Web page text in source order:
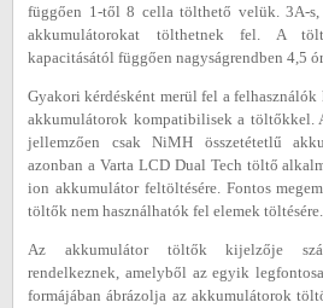
függően 1-től 8 cella tölthető velük. 3A-s,
akkumulátorokat tölthetnek fel. A
kapacitásától függően nagyságrendben 4,5
Gyakori kérdésként merül fel a
akkumulátorok kompatibilisek a töltőkkel.
jellemzően csak NiMH összetétetlű
azonban a Varta LCD Dual Tech töltő
ion akkumulátor feltöltésére. Fontos
töltők nem használhatók fel elemek töltésére.
Az akkumulátor töltők kijelzője
rendelkeznek, amelyből az egyik
formájában ábrázolja az akkumulátorok